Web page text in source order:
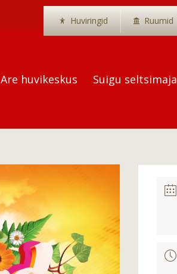
Huviringid Ruumid
Are huvikeskus Suigu seltsimaja